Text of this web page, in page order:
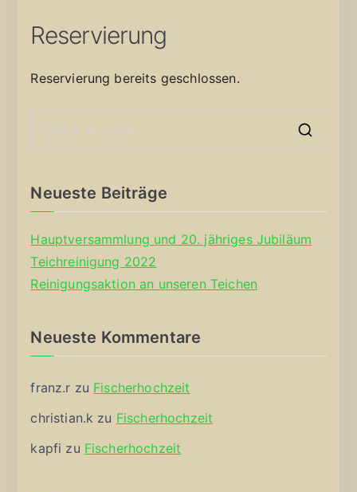
Reservierung
Reservierung bereits geschlossen.
Neueste Beiträge
Hauptversammlung und 20. jähriges Jubiläum
Teichreinigung 2022
Reinigungsaktion an unseren Teichen
Neueste Kommentare
franz.r zu Fischerhochzeit
christian.k zu Fischerhochzeit
kapfi zu Fischerhochzeit